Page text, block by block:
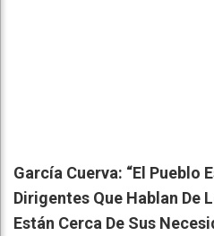
García Cuerva: “El Pueblo
Dirigentes Que Hablan De
Están Cerca De Sus